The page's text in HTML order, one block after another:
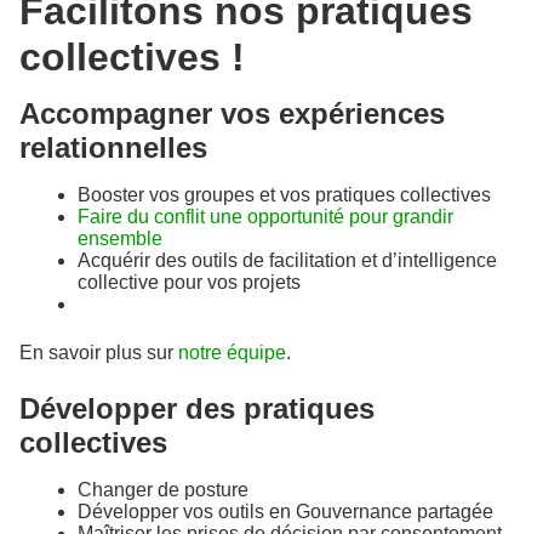
Facilitons nos pratiques
collectives !
Accompagner vos expériences
relationnelles
Booster vos groupes et vos pratiques collectives
Faire du conflit une opportunité pour grandir
ensemble
Acquérir des outils de facilitation et d’intelligence
collective pour vos projets
En savoir plus sur notre équipe.
Développer des pratiques
collectives
Changer de posture
Développer vos outils en Gouvernance partagée